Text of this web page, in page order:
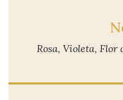
Rosa, Violeta,